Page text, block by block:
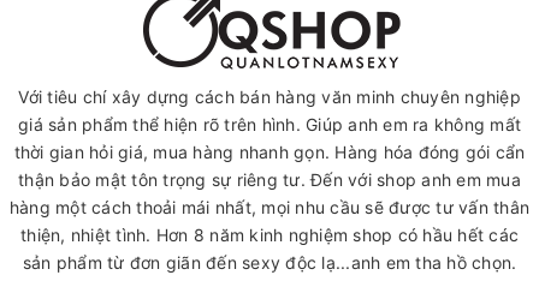
Với tiêu chí xây dựng cách bán hàng văn minh chuyên nghiệp
giá sản phẩm thể hiện rõ trên hình. Giúp anh em ra không mất
thời gian hỏi giá, mua hàng nhanh gọn. Hàng hóa đóng gói cẩn
thận bảo mật tôn trọng sự riêng tư. Đến với shop anh em mua
hàng một cách thoải mái nhất, mọi nhu cầu sẽ được tư vấn thân
thiện, nhiệt tình. Hơn 8 năm kinh nghiệm shop có hầu hết các
sản phẩm từ đơn giãn đến sexy độc lạ...anh em tha hồ chọn.